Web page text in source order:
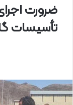
ضرورت
تأسیسات